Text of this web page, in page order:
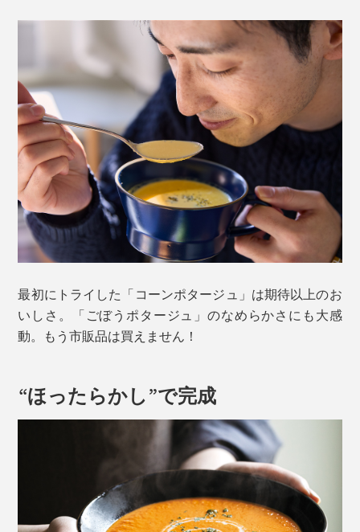
最初にトライした「コーンポタージュ」は期待以上のお
いしさ。「ごぼうポタージュ」のなめらかさにも大感
動。もう市販品は買えません！
“ほったらかし”で完成